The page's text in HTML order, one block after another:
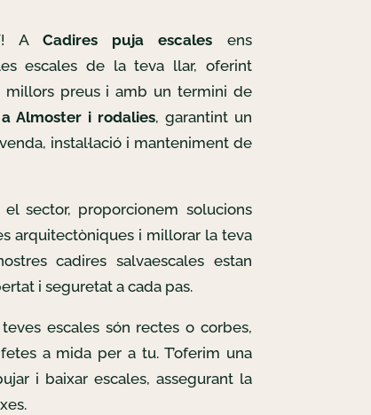
A Cadires puja escales ens
escales de la teva llar, oferint
millors preus i amb un termini de
a Almoster i rodalies, garantint un
instal·lació i manteniment de
sector, proporcionem solucions
arquitectòniques i millorar la teva
cadires salvaescales estan
i seguretat a cada pas.
escales són rectes o corbes,
a mida per a tu. T’oferim una
i baixar escales, assegurant la